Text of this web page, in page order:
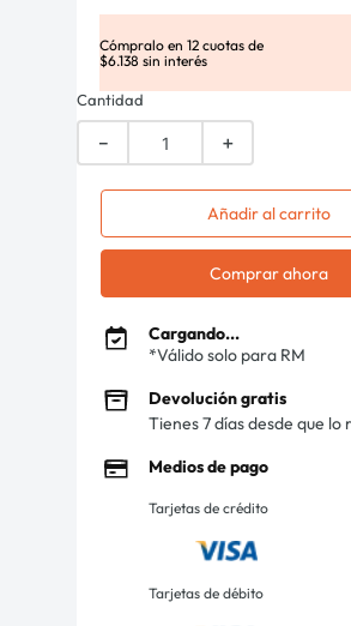
Cómpralo en 12 cuotas de
$6.138 sin interés
Cantidad
＋
－
Añadir al carrito
Comprar ahora
Cargando...
*Válido solo para RM
Devolución gratis
Tienes 7 días desde que lo
Medios de pago
Tarjetas de crédito
Tarjetas de débito